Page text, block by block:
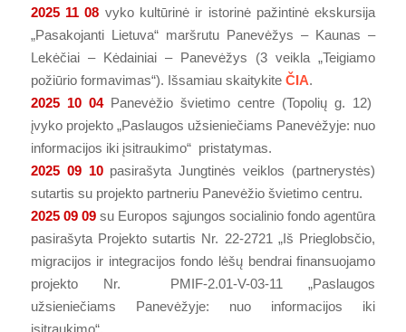
2025 11 08 vyko kultūrinė ir istorinė pažintinė ekskursija
„Pasakojanti Lietuva“ maršrutu Panevėžys – Kaunas –
Lekėčiai – Kėdainiai – Panevėžys (3 veikla „Teigiamo
požiūrio formavimas“). Išsamiau skaitykite ČIA.
2025 10 04 Panevėžio švietimo centre (Topolių g. 12)
įvyko projekto „Paslaugos užsieniečiams Panevėžyje: nuo
informacijos iki įsitraukimo“ pristatymas.
2025 09 10pasirašyta Jungtinės veiklos (partnerystės)
sutartis su projekto partneriu Panevėžio švietimo centru.
2025 09 09 su Europos sąjungos socialinio fondo agentūra
pasirašyta Projekto sutartis Nr. 22-2721 „Iš Prieglobsčio,
migracijos ir integracijos fondo lėšų bendrai finansuojamo
projekto Nr. PMIF-2.01-V-03-11 „Paslaugos
užsieniečiams Panevėžyje: nuo informacijos iki
įsitraukimo“.